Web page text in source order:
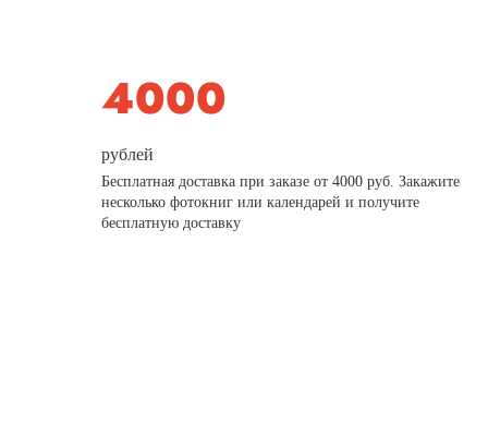
рублей
Бесплатная доставка при заказе от 4000 руб. Закажите
несколько фотокниг или календарей и получите
бесплатную доставку